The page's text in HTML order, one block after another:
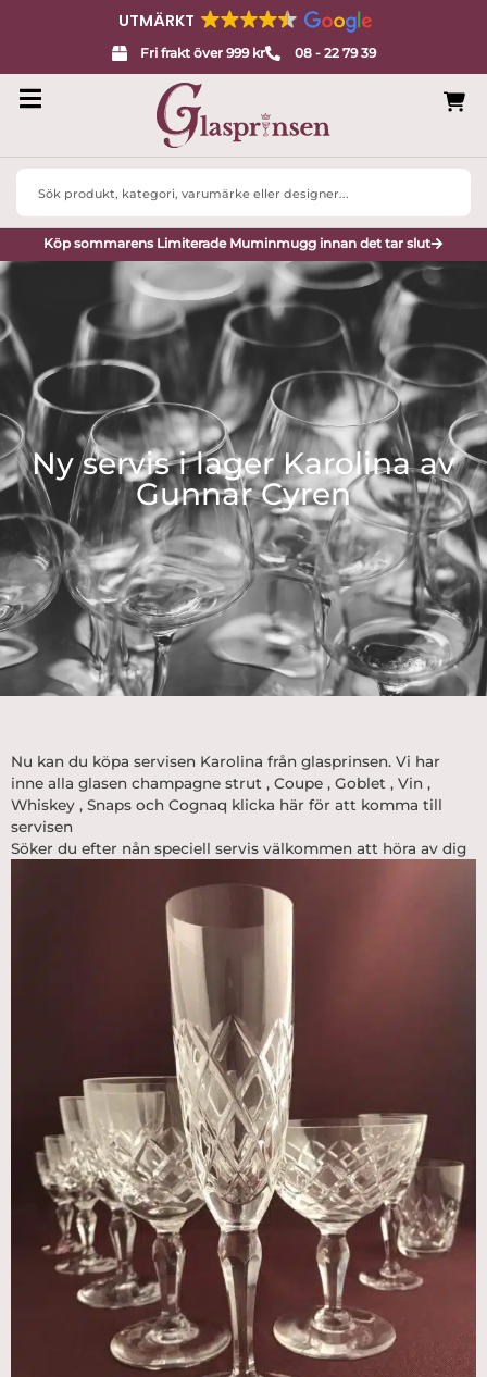
UTMÄRKT
Fri frakt över 999 kr 08 - 22 79 39
Search
Köp sommarens Limiterade Muminmugg innan det tar slut
Ny servis i lager Karolina av
Gunnar Cyren
Nu kan du köpa servisen Karolina från glasprinsen. Vi har
inne alla glasen champagne strut , Coupe , Goblet , Vin ,
Whiskey , Snaps och Cognaq klicka här för att komma till
servisen
Söker du efter nån speciell servis välkommen att höra av dig